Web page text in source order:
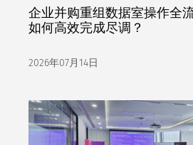
企业并购重组数据室操作全
如何高效完成尽调？
2026年07月14日